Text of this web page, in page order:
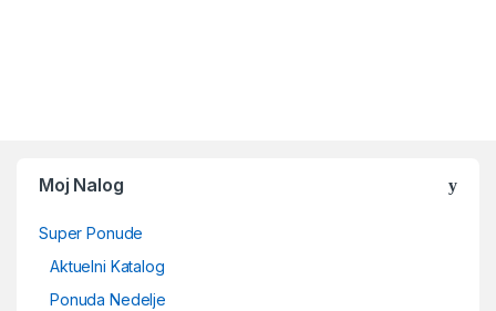
Moj Nalog
Super Ponude
Aktuelni Katalog
Ponuda Nedelje